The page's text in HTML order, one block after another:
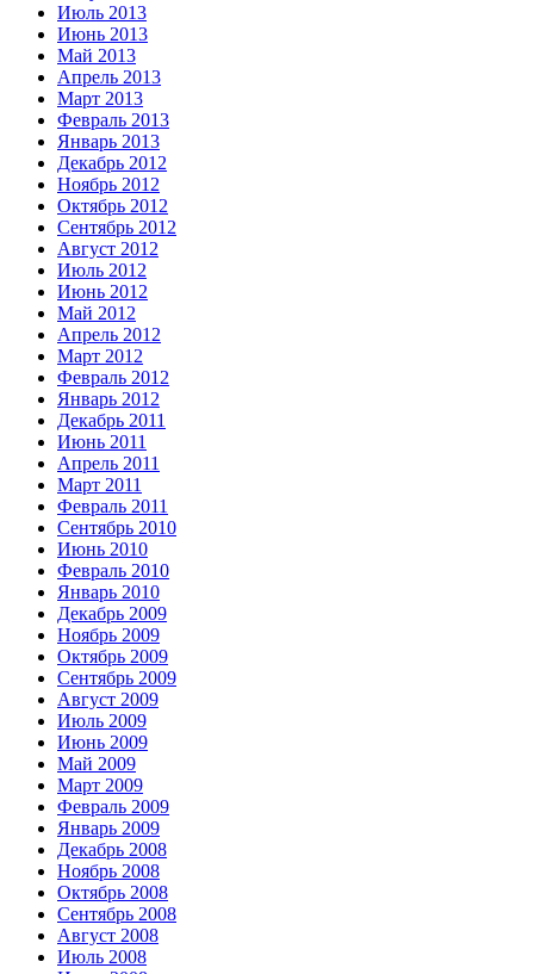
Июль 2013
Июнь 2013
Май 2013
Апрель 2013
Март 2013
Февраль 2013
Январь 2013
Декабрь 2012
Ноябрь 2012
Октябрь 2012
Сентябрь 2012
Август 2012
Июль 2012
Июнь 2012
Май 2012
Апрель 2012
Март 2012
Февраль 2012
Январь 2012
Декабрь 2011
Июнь 2011
Апрель 2011
Март 2011
Февраль 2011
Сентябрь 2010
Июнь 2010
Февраль 2010
Январь 2010
Декабрь 2009
Ноябрь 2009
Октябрь 2009
Сентябрь 2009
Август 2009
Июль 2009
Июнь 2009
Май 2009
Март 2009
Февраль 2009
Январь 2009
Декабрь 2008
Ноябрь 2008
Октябрь 2008
Сентябрь 2008
Август 2008
Июль 2008